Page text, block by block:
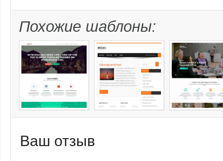
Похожие шаблоны:
Ваш отзыв